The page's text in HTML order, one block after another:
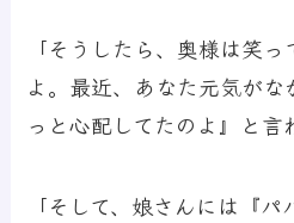
「そうしたら、奥様は笑
よ。最近、あなた元気がな
っと心配してたのよ』と言
「そして、娘さんには『